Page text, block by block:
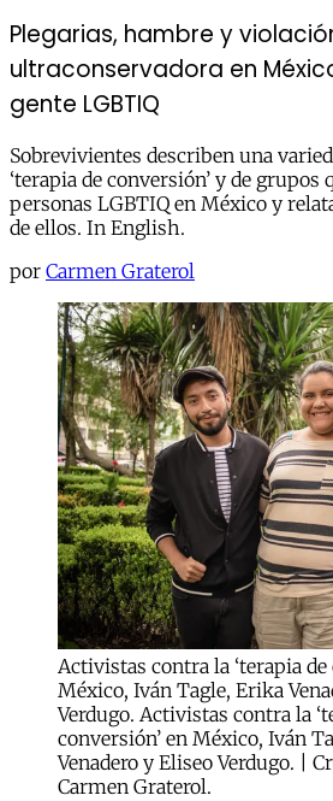
Plegarias, hambre y
ultraconservadora en
gente LGBTIQ
Sobrevivientes describen una
‘terapia de conversión’ y de grupos
personas LGBTIQ en México y
de ellos. In English.
por Carmen Graterol
Activistas contra la ‘terapia de
México, Iván Tagle, Erika
Verdugo. Activistas contra la
conversión’ en México, Iván
Venadero y Eliseo Verdugo. |
Carmen Graterol.